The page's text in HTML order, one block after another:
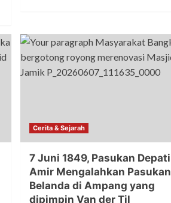
Cerita & Sejarah
7 Juni 1849, Pasukan Depati
Amir Mengalahkan Pasukan
Belanda di Ampang yang
dipimpin Van der Til